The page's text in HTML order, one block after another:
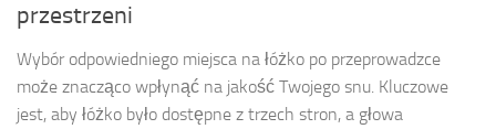
przestrzeni
Wybór odpowiedniego miejsca na łóżko po przeprowadzce
może znacząco wpłynąć na jakość Twojego snu. Kluczowe
jest, aby łóżko było dostępne z trzech stron, a głowa